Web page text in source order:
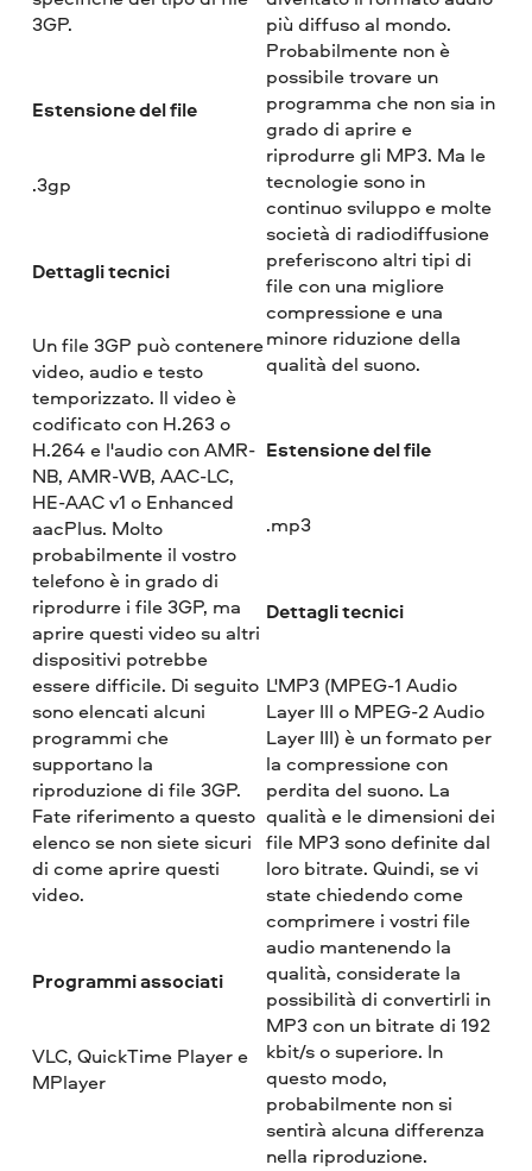
3GP.
Estensione del file
.3gp
Dettagli tecnici
Un file 3GP può contenere
video, audio e testo
temporizzato. Il video è
codificato con H.263 o
H.264 e l'audio con AMR-
NB, AMR-WB, AAC-LC,
HE-AAC v1 o Enhanced
aacPlus. Molto
probabilmente il vostro
telefono è in grado di
riprodurre i file 3GP, ma
aprire questi video su altri
dispositivi potrebbe
essere difficile. Di seguito
sono elencati alcuni
programmi che
supportano la
riproduzione di file 3GP.
Fate riferimento a questo
elenco se non siete sicuri
di come aprire questi
video.
Programmi associati
VLC, QuickTime Player e
MPlayer
più diffuso al mondo.
Probabilmente non è
possibile trovare un
programma che non sia in
grado di aprire e
riprodurre gli MP3. Ma le
tecnologie sono in
continuo sviluppo e molte
società di radiodiffusione
preferiscono altri tipi di
file con una migliore
compressione e una
minore riduzione della
qualità del suono.
Estensione del file
.mp3
Dettagli tecnici
L'MP3 (MPEG-1 Audio
Layer III o MPEG-2 Audio
Layer III) è un formato per
la compressione con
perdita del suono. La
qualità e le dimensioni dei
file MP3 sono definite dal
loro bitrate. Quindi, se vi
state chiedendo come
comprimere i vostri file
audio mantenendo la
qualità, considerate la
possibilità di convertirli in
MP3 con un bitrate di 192
kbit/s o superiore. In
questo modo,
probabilmente non si
sentirà alcuna differenza
nella riproduzione.